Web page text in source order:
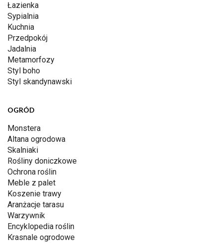
Łazienka
Sypialnia
Kuchnia
Przedpokój
Jadalnia
Metamorfozy
Styl boho
Styl skandynawski
OGRÓD
Monstera
Altana ogrodowa
Skalniaki
Rośliny doniczkowe
Ochrona roślin
Meble z palet
Koszenie trawy
Aranżacje tarasu
Warzywnik
Encyklopedia roślin
Krasnale ogrodowe